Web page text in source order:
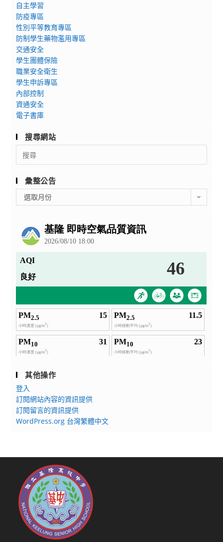
自主學習
防疫專區
性別平等教育專區
防制學生藥物濫用專區
交通安全
學生團體保險
職業安全衛生
學生申訴專區
內部控制
資通安全
電子書庫
搜尋網站
Search
for:
彙整公告
整
選取月份
其他操作
登入
訂閱網站內容的資訊提供
訂閱留言的資訊提供
WordPress.org 台灣繁體中文